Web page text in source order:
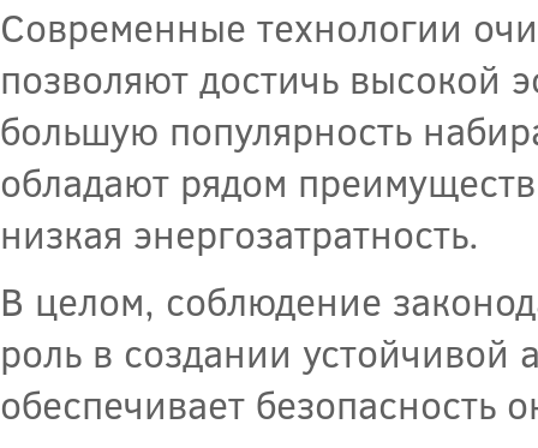
Современные технологии
позволяют достичь высокой
большую популярность
обладают рядом
низкая энергозатратность.
В целом, соблюдение
роль в создании
обеспечивает